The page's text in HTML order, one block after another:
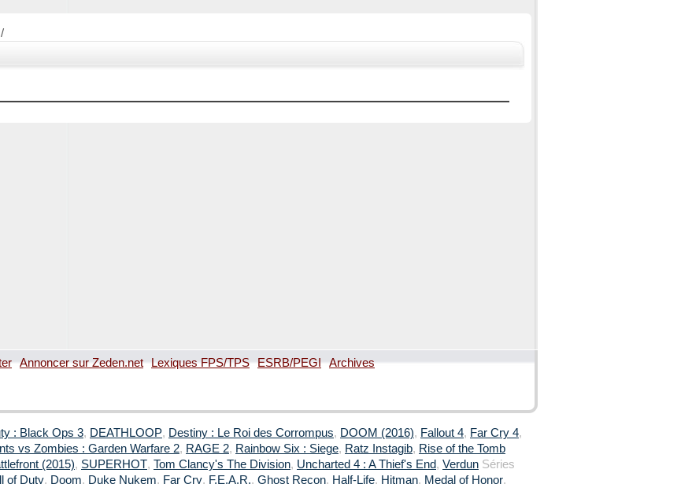
/
Annoncer sur Zeden.net Lexiques FPS/TPS ESRB/PEGI
Archives
: Black Ops 3, DEATHLOOP, Destiny : Le Roi des Corrompus, DOOM (2016), Fallout 4, Far Cry 4,
vs Zombies : Garden Warfare 2, RAGE 2, Rainbow Six : Siege, Ratz Instagib, Rise of the Tomb
(2015), SUPERHOT, Tom Clancy's The Division, Uncharted 4 : A Thief's End, Verdun Séries
of Duty, Doom, Duke Nukem, Far Cry, F.E.A.R., Ghost Recon, Half-Life, Hitman, Medal of Honor,